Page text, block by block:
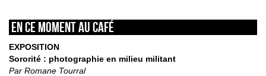
En ce moment au café
EXPOSITION
Sororité : photographie en milieu militant
Par Romane Tourral